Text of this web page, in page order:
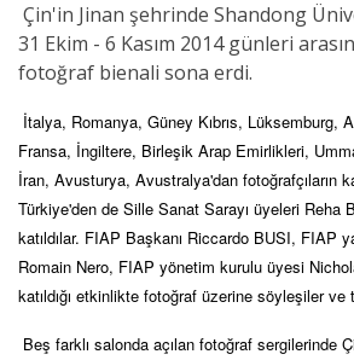
Çin'in Jinan şehrinde Shandong
31 Ekim - 6 Kasım 2014 günleri
fotoğraf bienali sona erdi.
İtalya, Romanya, Güney Kıbrıs, Lüksemburg,
Fransa, İngiltere, Birleşik Arap Emirlikleri,
İran, Avusturya, Avustralya'dan fotoğrafçıların
Türkiye'den de Sille Sanat Sarayı üyeleri Reha
katıldılar. FIAP Başkanı Riccardo BUSI, FIAP
Romain Nero, FIAP yönetim kurulu üyesi
katıldığı etkinlikte fotoğraf üzerine söyleşiler ve
Beş farklı salonda açılan fotoğraf sergilerinde